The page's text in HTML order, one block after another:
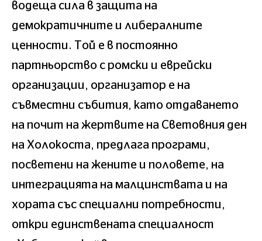
водеща сила в защита на
демократичните и либералните
ценности. Той е в постоянно
партньорство с ромски и еврейски
организации, организатор е на
съвместни събития, като отдаването
на почит на жертвите на Световния ден
на Холокоста, предлага програми,
посветени на жените и половете, на
интеграцията на малцинствата и на
хората със специални потребности,
откри единствената специалност